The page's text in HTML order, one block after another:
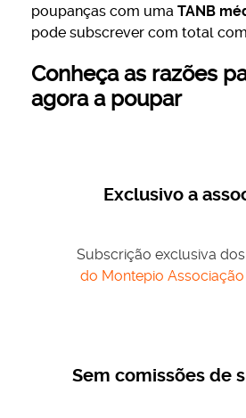
poupanças com uma TANB
pode subscrever com total
Conheça as razões
agora a poupar
Exclusivo a
Subscrição exclusiva dos
do Montepio
Sem comissões de